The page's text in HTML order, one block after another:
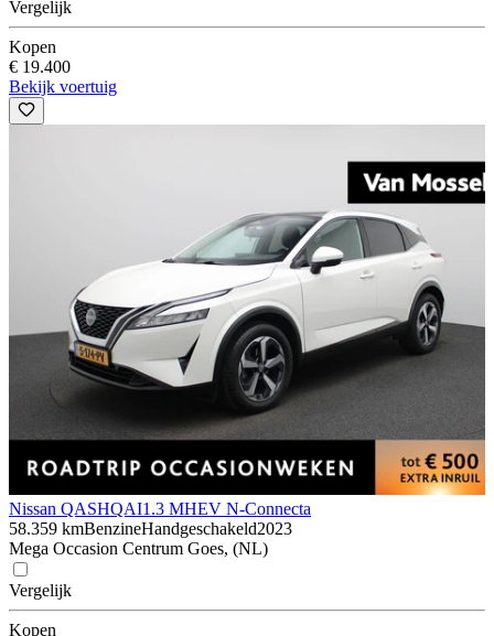
Vergelijk
Kopen
€ 19.400
Bekijk voertuig
Nissan QASHQAI1.3 MHEV N-Connecta
58.359 kmBenzineHandgeschakeld2023
Mega Occasion Centrum Goes, (NL)
Vergelijk
Kopen